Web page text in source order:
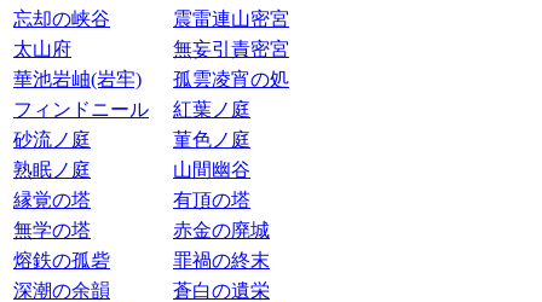
忘却の峡谷
震雷連山密宮
太山府
無妄引責密宮
華池岩岫(岩牢)
孤雲凌宵の処
フィンドニール
紅葉ノ庭
砂流ノ庭
菫色ノ庭
熟眠ノ庭
山間幽谷
縁覚の塔
有頂の塔
無学の塔
赤金の廃城
熔鉄の孤砦
罪禍の終末
深潮の余韻
蒼白の遺栄